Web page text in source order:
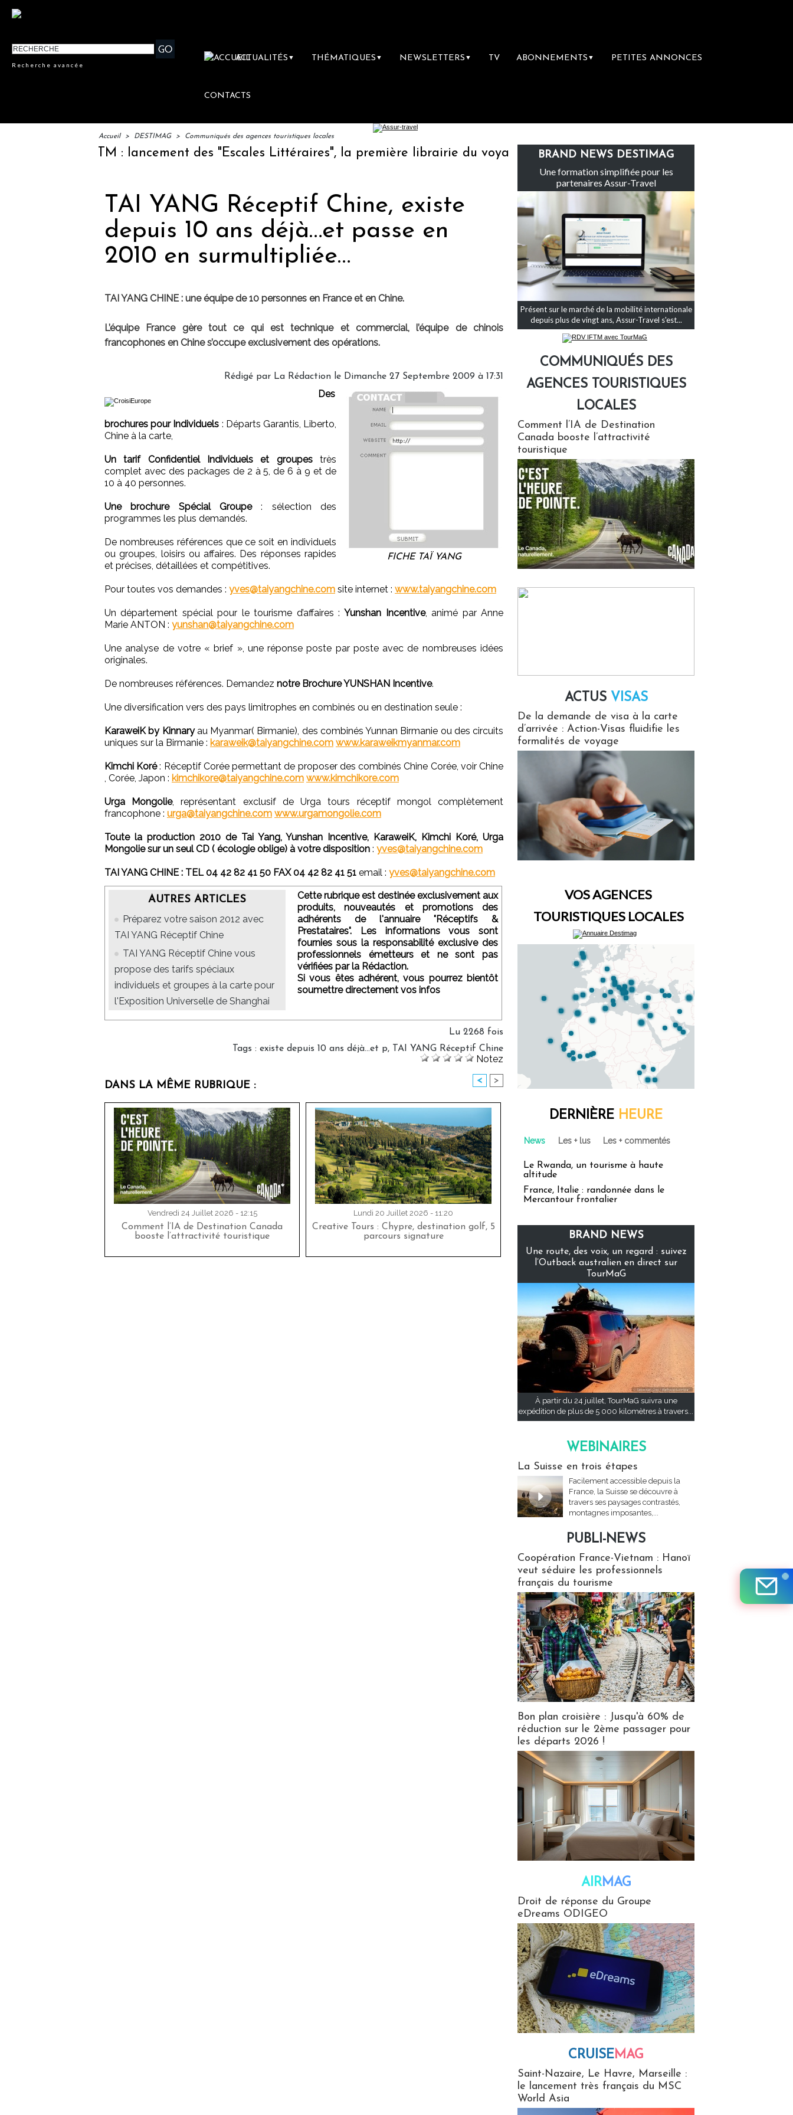
Recherche avancée
ACTUALITÉS ▼ THÉMATIQUES ▼ NEWSLETTERS ▼ TV ABONNEMENTS ▼ PETITES ANNONCES
CONTACTS
Accueil > DESTIMAG > Communiqués des agences touristiques locales
IFTM : lancement des "Escales Littéraires", la première librairie du voyage Le groupe Sainte-Claire rachète Eden Tour
TAI YANG Réceptif Chine, existe
depuis 10 ans déjà…et passe en
2010 en surmultipliée…
TAI YANG CHINE : une équipe de 10 personnes en France et en Chine.
L’équipe France gère tout ce qui est technique et commercial, l’équipe de chinois
francophones en Chine s’occupe exclusivement des opérations.
Rédigé par La Rédaction le Dimanche 27 Septembre 2009 à 17:31
FICHE TAÏ YANG
Des
brochures pour Individuels : Départs Garantis, Liberto,
Chine à la carte,
Un tarif Confidentiel Individuels et groupestrès
complet avec des packages de 2 à 5, de 6 à 9 et de
10 à 40 personnes.
Une brochure Spécial Groupe: sélection des
programmes les plus demandés.
De nombreuses références que ce soit en individuels
ou groupes, loisirs ou affaires. Des réponses rapides
et précises, détaillées et compétitives.
Pour toutes vos demandes : yves@taiyangchine.com site internet : www.taiyangchine.com
Un département spécial pour le tourisme d’affaires :Yunshan Incentive, animé par Anne
Marie ANTON : yunshan@taiyangchine.com
Une analyse de votre « brief », une réponse poste par poste avec de nombreuses idées
originales.
De nombreuses références. Demandez notre Brochure YUNSHAN Incentive.
Une diversification vers des pays limitrophes en combinés ou en destination seule :
KaraweiK by Kinnaryau Myanmar( Birmanie), des combinés Yunnan Birmanie ou des circuits
uniques sur la Birmanie : karaweik@taiyangchine.com www.karaweikmyanmar.com
Kimchi Koré: Réceptif Corée permettant de proposer des combinés Chine Corée, voir Chine
, Corée, Japon : kimchikore@taiyangchine.com www.kimchikore.com
Urga Mongolie, représentant exclusif de Urga tours réceptif mongol complètement
francophone : urga@taiyangchine.com www.urgamongolie.com
Toute la production 2010 de Tai Yang, Yunshan Incentive, KaraweiK, Kimchi Koré, Urga
Mongolie sur un seul CD ( écologie oblige) à votre disposition : yves@taiyangchine.com
TAI YANG CHINE : TEL 04 42 82 41 50 FAX 04 42 82 41 51 email : yves@taiyangchine.com
AUTRES ARTICLES
Préparez votre saison 2012 avec
TAI YANG Réceptif Chine
TAI YANG Réceptif Chine vous
propose des tarifs spéciaux
individuels et groupes à la carte pour
l'Exposition Universelle de Shanghai
Cette rubrique est destinée exclusivement aux
produits, nouveautés et promotions des
adhérents de l'annuaire "Réceptifs &
Prestataires". Les informations vous sont
fournies sous la responsabilité exclusive des
professionnels émetteurs et ne sont pas
vérifiées par la Rédaction.
Si vous êtes adhérent, vous pourrez bientôt
soumettre directement vos infos
Lu 2268 fois
Tags : existe depuis 10 ans déjà…et p, TAI YANG Réceptif Chine
Notez
DANS LA MÊME RUBRIQUE : < >
Vendredi 24 Juillet 2026 - 12:15
Comment l’IA de Destination Canada
booste l’attractivité touristique
Lundi 20 Juillet 2026 - 11:20
Creative Tours : Chypre, destination golf, 5
parcours signature
BRAND NEWS DESTIMAG
Une formation simplifiée pour les
partenaires Assur-Travel
Présent sur le marché de la mobilité internationale
depuis plus de vingt ans, Assur-Travel s'est...
COMMUNIQUÉS DES
AGENCES TOURISTIQUES
LOCALES
Comment l’IA de Destination
Canada booste l’attractivité
touristique
ACTUS VISAS
De la demande de visa à la carte
d’arrivée : Action-Visas fluidifie les
formalités de voyage
VOS AGENCES
TOURISTIQUES LOCALES
DERNIÈRE HEURE
News Les + lus Les + commentés
Le Rwanda, un tourisme à haute
altitude
France, Italie : randonnée dans le
Mercantour frontalier
BRAND NEWS
Une route, des voix, un regard : suivez
l’Outback australien en direct sur
TourMaG
À partir du 24 juillet, TourMaG suivra une
expédition de plus de 5 000 kilomètres à travers...
WEBINAIRES
La Suisse en trois étapes
Facilement accessible depuis la
France, la Suisse se découvre à
travers ses paysages contrastés,
montagnes imposantes,...
PUBLI-NEWS
Coopération France-Vietnam : Hanoï
veut séduire les professionnels
français du tourisme
Bon plan croisière : Jusqu'à 60% de
réduction sur le 2ème passager pour
les départs 2026 !
AIRMAG
Droit de réponse du Groupe
eDreams ODIGEO
CRUISEMAG
Saint-Nazaire, Le Havre, Marseille :
le lancement très français du MSC
World Asia